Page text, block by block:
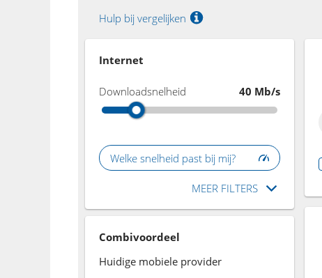
Hulp bij vergelijken
Internet
Downloadsnelheid 40 Mb/s
Welke snelheid past bij mij?
MEER FILTERS
Combivoordeel
Huidige mobiele provider